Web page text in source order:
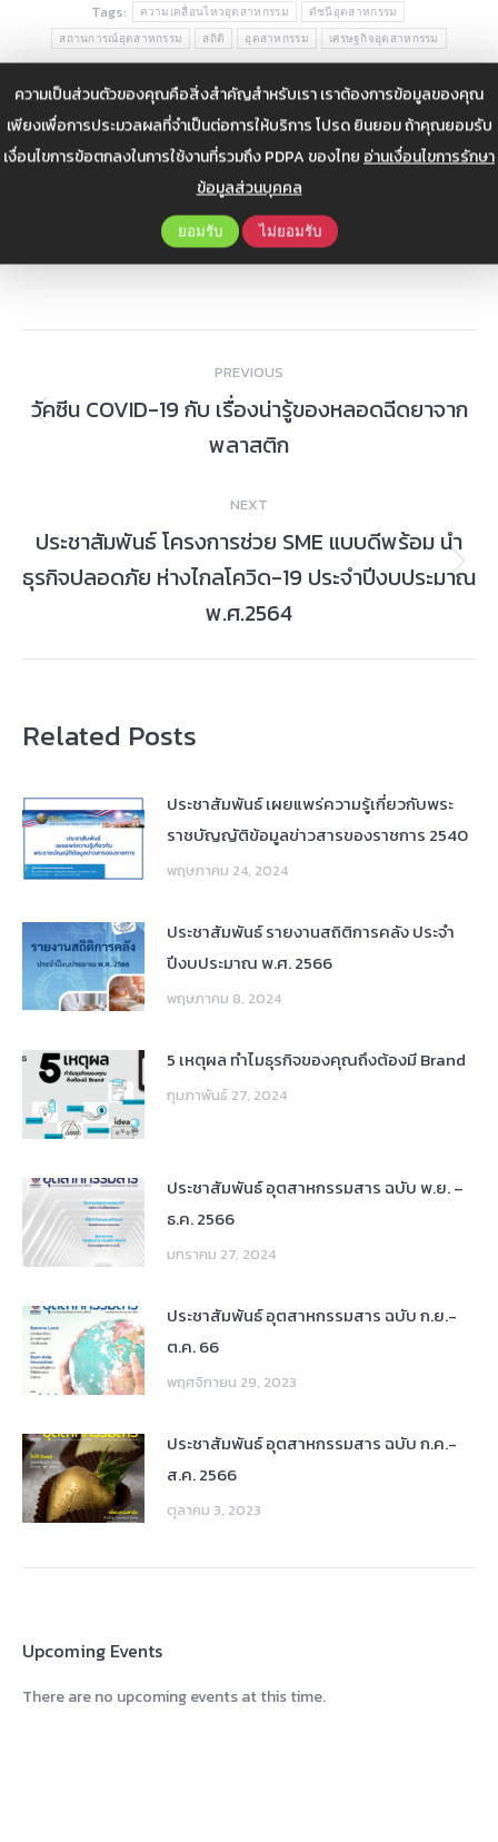
ความเป็นส่วนตัวของคุณคือสิ่งสำคัญสำหรับเรา เราต้องการข้อมูลของคุณ
เพียงเพื่อการประมวลผลที่จำเป็นต่อการให้บริการ โปรด ยินยอม ถ้าคุณยอมรับ
เงื่อนไขการข้อตกลงในการใช้งานที่รวมถึง PDPA ของไทยอ่านเงื่อนไขการรักษา
ข้อมูลส่วนบุคคล
ยอมรับ ไม่ยอมรับ
Tags:
ความเคลื่อนไหวอุตสาหกรรม ดัชนีอุตสาหกรรม
สถานการณ์อุตสาหกรรม สถิติ อุตสาหกรรม เศรษฐกิจอุตสาหกรรม
Author:Web Admin
navigation
PREVIOUS
Previous
post:
วัคซีน COVID-19 กับ เรื่องน่ารู้ของหลอดฉีดยาจาก
พลาสติก
NEXT
Next
post:
ประชาสัมพันธ์ โครงการช่วย SME แบบดีพร้อม นำ
ธุรกิจปลอดภัย ห่างไกลโควิด-19 ประจำปีงบประมาณ
พ.ศ.2564
Related Posts
ประชาสัมพันธ์ เผยแพร่ความรู้เกี่ยวกับพระ
ราชบัญญัติข้อมูลข่าวสารของราชการ 2540
พฤษภาคม 24, 2024
ประชาสัมพันธ์ รายงานสถิติการคลัง ประจำ
ปีงบประมาณ พ.ศ. 2566
พฤษภาคม 8, 2024
5 เหตุผล ทำไมธุรกิจของคุณถึงต้องมี Brand
กุมภาพันธ์ 27, 2024
ประชาสัมพันธ์ อุตสาหกรรมสาร ฉบับ พ.ย. –
ธ.ค. 2566
มกราคม 27, 2024
ประชาสัมพันธ์ อุตสาหกรรมสาร ฉบับ ก.ย.-
ต.ค. 66
พฤศจิกายน 29, 2023
ประชาสัมพันธ์ อุตสาหกรรมสาร ฉบับ ก.ค.-
ส.ค. 2566
ตุลาคม 3, 2023
Upcoming Events
There are no upcoming events at this time.